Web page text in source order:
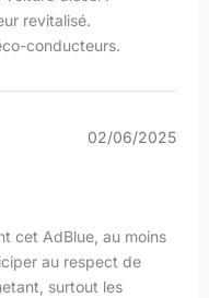
revitalisé.
conducteurs.
02/06/2025
cet AdBlue, au moins
au respect de
surtout les